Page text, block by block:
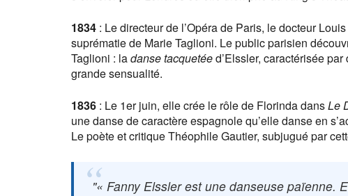
1834 : Le directeur de l’Opéra de Paris, le docteur
suprématie de Marie Taglioni. Le public parisien
Taglioni : ladanse tacquetéed’Elssler, caractérisée
grande sensualité.
1836 : Le 1er juin, elle crée le rôle de Florinda dansLe
une danse de caractère espagnole qu’elle danse en
Le poète et critique Théophile Gautier, subjugué par
« Fanny Elssler est une danseuse païenne.